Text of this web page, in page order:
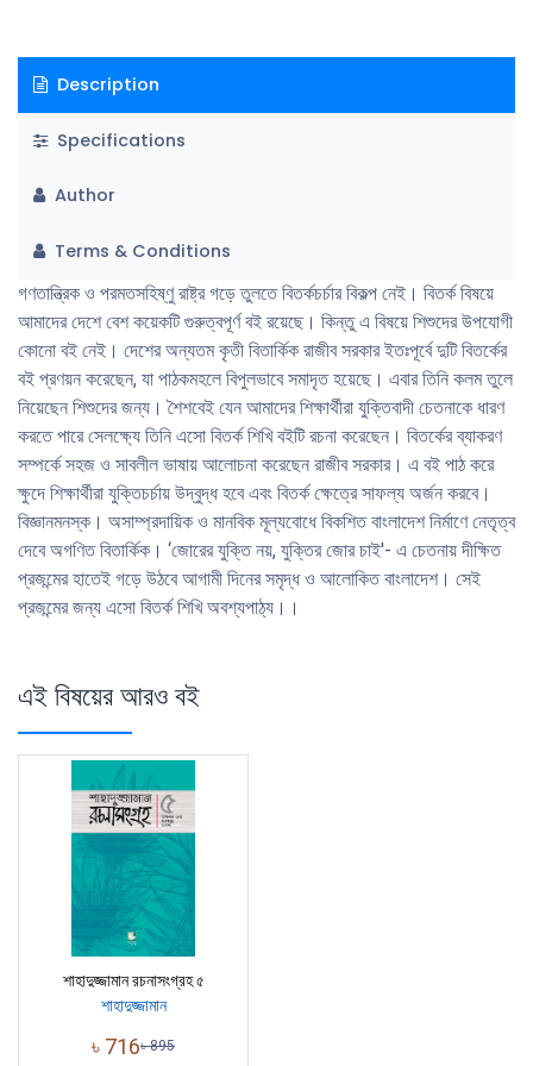
Description
Specifications
Author
Terms & Conditions
গণতান্ত্রিক ও পরমতসহিষ্ণু রাষ্ট্র গড়ে তুলতে বিতর্কচর্চার বিকল্প নেই। বিতর্ক বিষয়ে
আমাদের দেশে বেশ কয়েকটি গুরুত্বপূর্ণ বই রয়েছে। কিন্তু এ বিষয়ে শিশুদের উপযােগী
কোনাে বই নেই। দেশের অন্যতম কৃতী বিতার্কিক রাজীব সরকার ইতঃপূর্বে দুটি বিতর্কের
বই প্রণয়ন করেছেন, যা পাঠকমহলে বিপুলভাবে সমাদৃত হয়েছে। এবার তিনি কলম তুলে
নিয়েছেন শিশুদের জন্য। শৈশবেই যেন আমাদের শিক্ষার্থীরা যুক্তিবাদী চেতনাকে ধারণ
করতে পারে সেলক্ষ্যে তিনি এসাে বিতর্ক শিখি বইটি রচনা করেছেন। বিতর্কের ব্যাকরণ
সম্পর্কে সহজ ও সাবলীল ভাষায় আলােচনা করেছেন রাজীব সরকার। এ বই পাঠ করে
ক্ষুদে শিক্ষার্থীরা যুক্তিচর্চায় উদ্বুদ্ধ হবে এবং বিতর্ক ক্ষেত্রে সাফল্য অর্জন করবে।
বিজ্ঞানমনস্ক। অসাম্প্রদায়িক ও মানবিক মূল্যবােধে বিকশিত বাংলাদেশ নির্মাণে নেতৃত্ব
দেবে অগণিত বিতার্কিক। ‘জোরের যুক্তি নয়, যুক্তির জোর চাই'- এ চেতনায় দীক্ষিত
প্রজন্মের হাতেই গড়ে উঠবে আগামী দিনের সমৃদ্ধ ও আলােকিত বাংলাদেশ। সেই
প্রজন্মের জন্য এসাে বিতর্ক শিখি অবশ্যপাঠ্য।।
এই বিষয়ের আরও বই
শাহাদুজ্জামান রচনাসংগ্রহ ৫
শাহাদুজ্জামান
৳ 716৳895